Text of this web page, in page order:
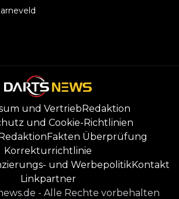
und Vertrieb Redaktion
und Cookie-Richtlinien
Fakten Überprüfung
Korrekturrichtlinie
und WerbepolitikKontakt
Linkpartner
- Alle Rechte vorbehalten